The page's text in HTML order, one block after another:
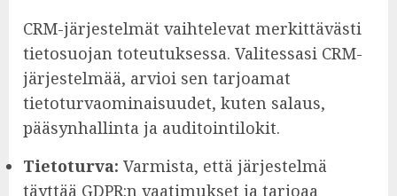
CRM-järjestelmät vaihtelevat merkittävästi
tietosuojan toteutuksessa. Valitessasi CRM-
järjestelmää, arvioi sen tarjoamat
tietoturvaominaisuudet, kuten salaus,
pääsynhallinta ja auditointilokit.
Tietoturva: Varmista, että järjestelmä
täyttää GDPR:n vaatimukset ja tarjoaa